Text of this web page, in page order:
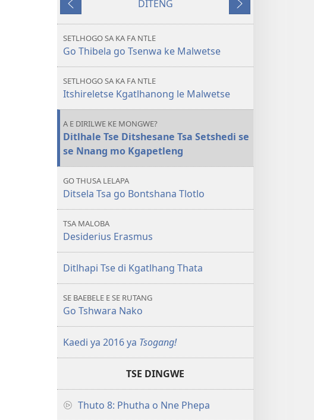
dikgatiso
ileketeroniki
TSOGANG!
Thibela
go
Tsenwa
ke
Malwetse
e
fetileng
DITENG
e
SETLHOGO SA KA FA NTLE
Go Thibela go Tsenwa ke Malwetse
SETLHOGO SA KA FA NTLE
Itshireletse Kgatlhanong le Malwetse
A E DIRILWE KE MONGWE?
Ditlhale Tse Ditshesane Tsa Setshedi se
se Nnang mo Kgapetleng
GO THUSA LELAPA
Ditsela Tsa go Bontshana Tlotlo
TSA MALOBA
Desiderius Erasmus
Ditlhapi Tse di Kgatlhang Thata
SE BAEBELE E SE RUTANG
Go Tshwara Nako
Kaedi ya 2016 ya Tsogang!
TSE DINGWE
Thuto 8: Phutha o Nne Phepa